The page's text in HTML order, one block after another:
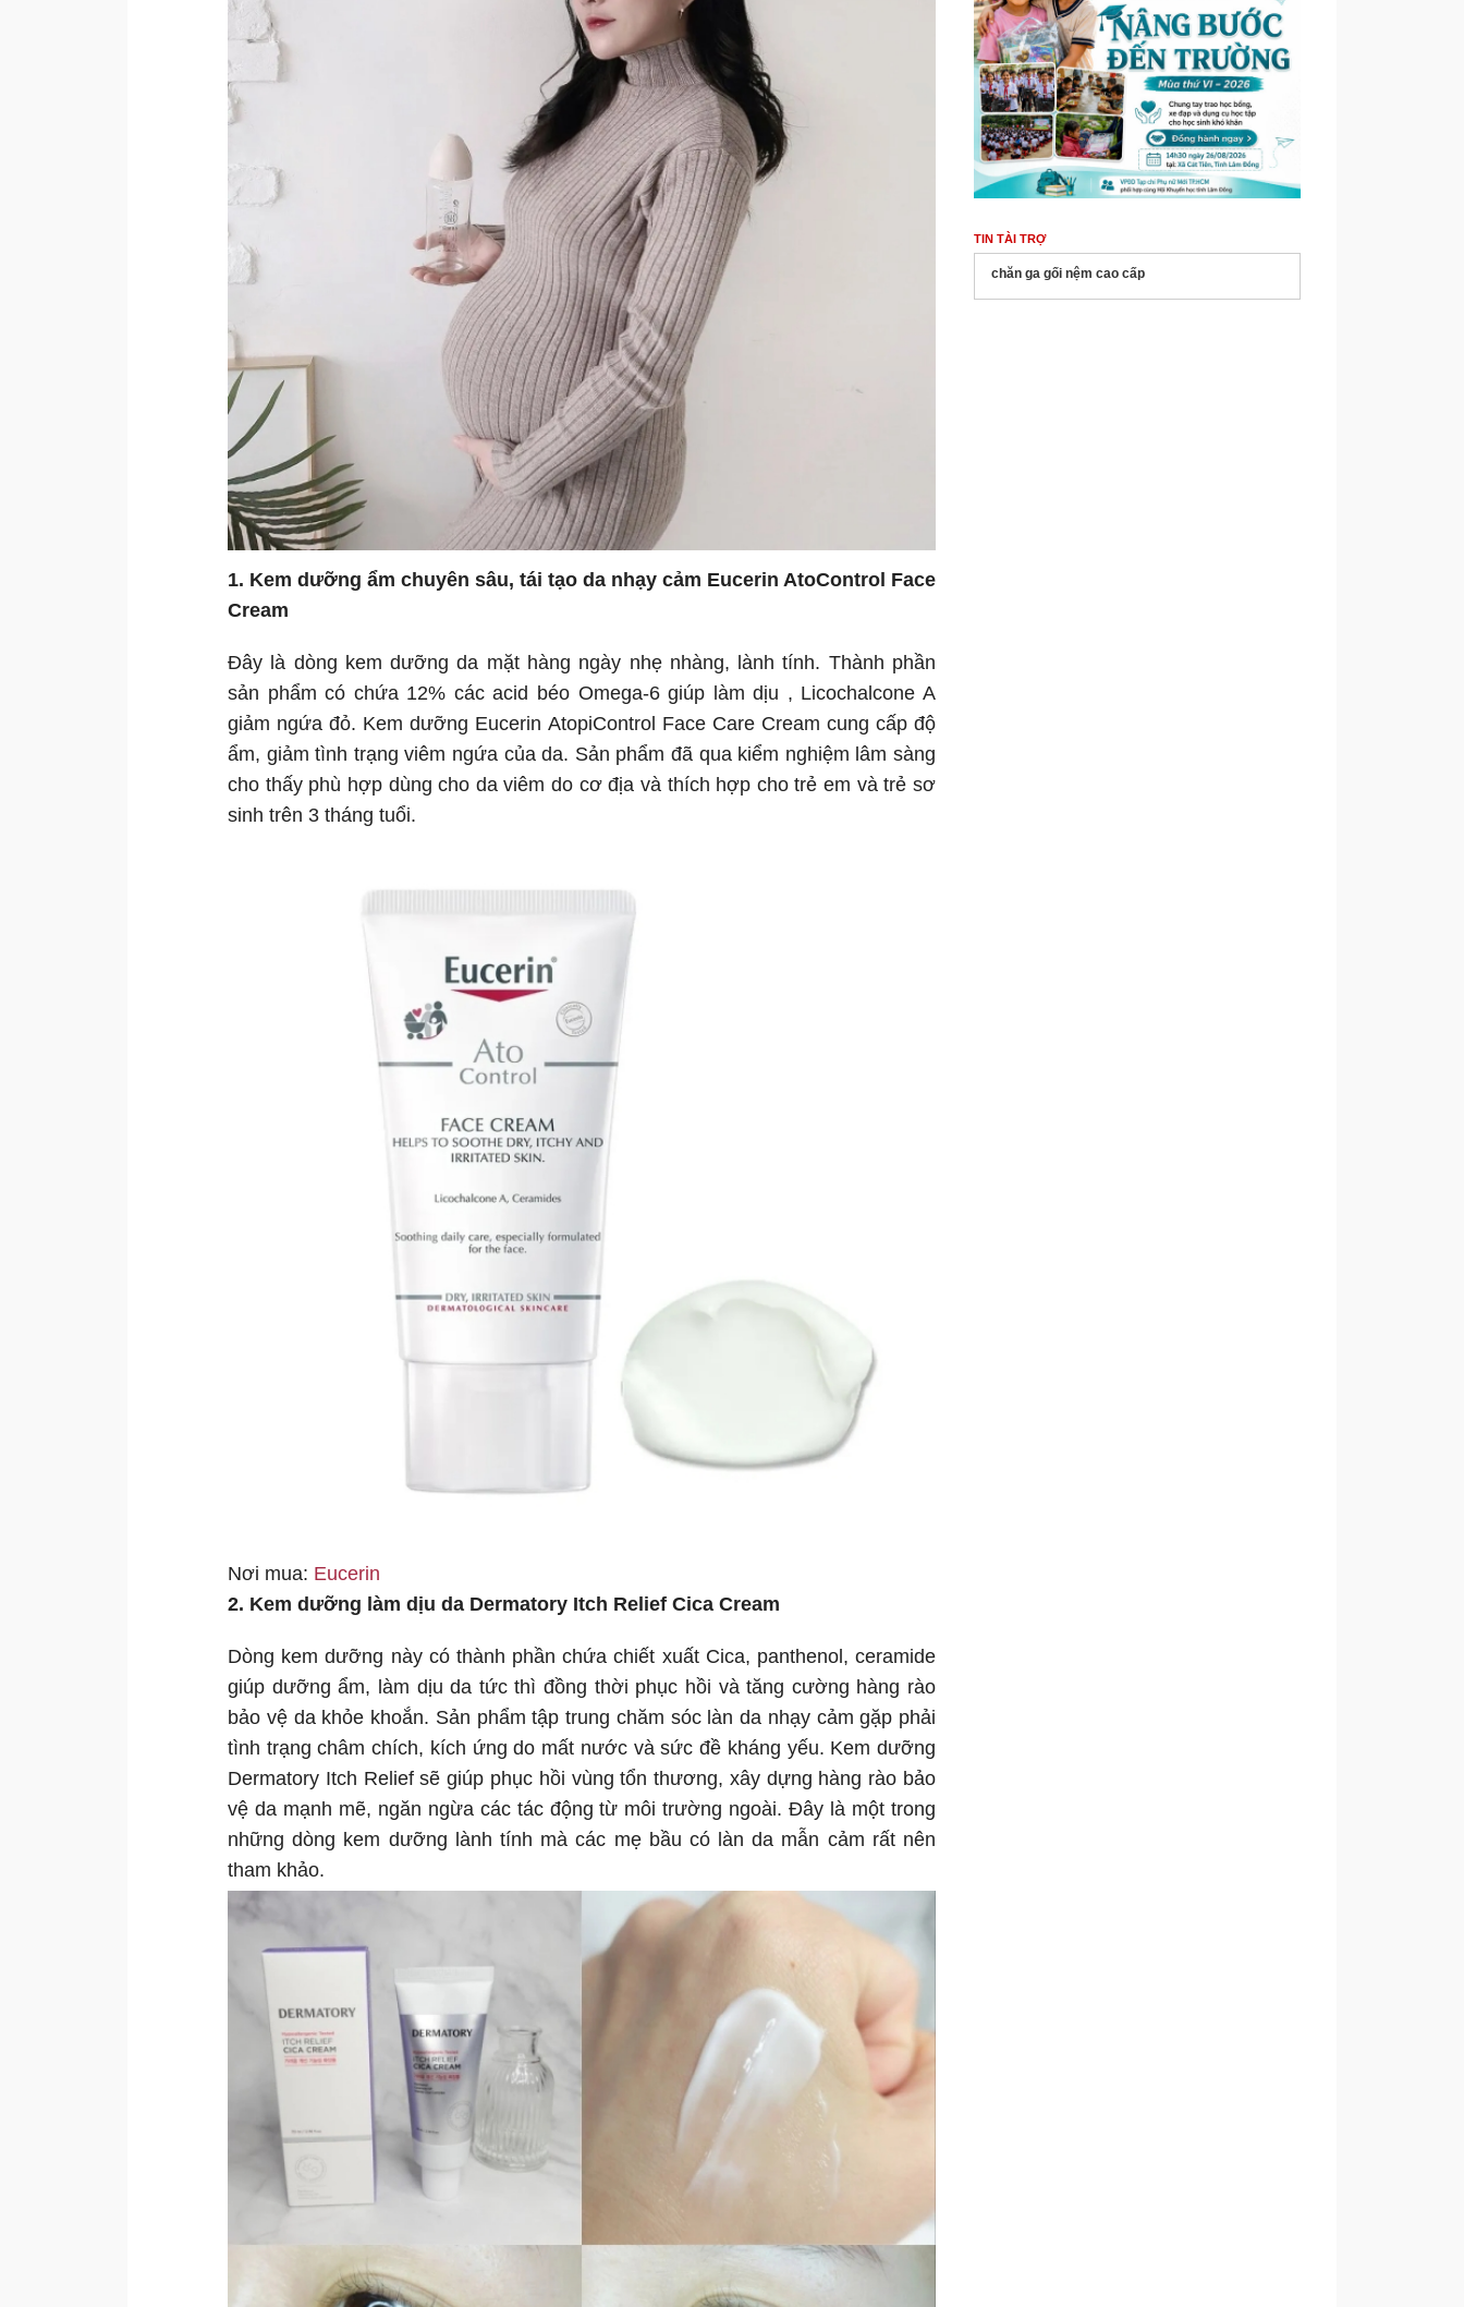
1. Kem dưỡng ẩm chuyên sâu, tái tạo da nhạy cảm Eucerin AtoControl Face
Cream
Đây là dòng kem dưỡng da mặt hàng ngày nhẹ nhàng, lành tính. Thành phần
sản phẩm có chứa 12% các acid béo Omega-6 giúp làm dịu , Licochalcone A
giảm ngứa đỏ. Kem dưỡng Eucerin AtopiControl Face Care Cream cung cấp độ
ẩm, giảm tình trạng viêm ngứa của da. Sản phẩm đã qua kiểm nghiệm lâm sàng
cho thấy phù hợp dùng cho da viêm do cơ địa và thích hợp cho trẻ em và trẻ sơ
sinh trên 3 tháng tuổi.
Nơi mua: Eucerin
2. Kem dưỡng làm dịu da Dermatory Itch Relief Cica Cream
Dòng kem dưỡng này có thành phần chứa chiết xuất Cica, panthenol, ceramide
giúp dưỡng ẩm, làm dịu da tức thì đồng thời phục hồi và tăng cường hàng rào
bảo vệ da khỏe khoắn. Sản phẩm tập trung chăm sóc làn da nhạy cảm gặp phải
tình trạng châm chích, kích ứng do mất nước và sức đề kháng yếu. Kem dưỡng
Dermatory Itch Relief sẽ giúp phục hồi vùng tổn thương, xây dựng hàng rào bảo
vệ da mạnh mẽ, ngăn ngừa các tác động từ môi trường ngoài. Đây là một trong
những dòng kem dưỡng lành tính mà các mẹ bầu có làn da mẫn cảm rất nên
tham khảo.
TIN TÀI TRỢ
chăn ga gối nệm cao cấp